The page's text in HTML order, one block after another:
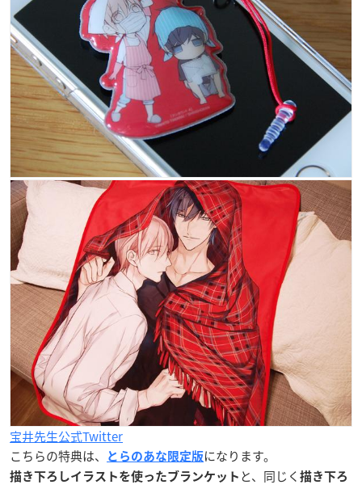
宝井先生公式Twitter
こちらの特典は、
とらのあな限定版になります。
描き下ろしイラストを使ったブランケット と、同じく 描き下ろ